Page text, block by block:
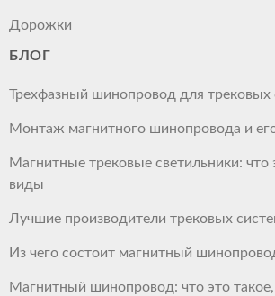
Дорожки
БЛОГ
Трехфазный шинопровод для трековых
Монтаж магнитного шинопровода и
Магнитные трековые светильники: что
виды
Лучшие производители трековых
Из чего состоит магнитный
Магнитный шинопровод: что это